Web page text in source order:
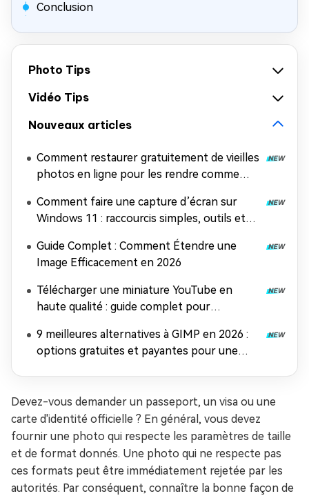
Conclusion
Photo Tips
Vidéo Tips
Nouveaux articles
Comment restaurer gratuitement de vieilles
photos en ligne pour les rendre comme
Comment faire une capture d’écran sur
Windows 11 : raccourcis simples, outils et
Guide Complet : Comment Étendre une
Image Efficacement en 2026
Télécharger une miniature YouTube en
haute qualité : guide complet pour
9 meilleures alternatives à GIMP en 2026 :
options gratuites et payantes pour une
Devez-vous demander un passeport, un visa ou une
carte d'identité officielle ? En général, vous devez
fournir une photo qui respecte les paramètres de taille
et de format donnés. Une photo qui ne respecte pas
ces formats peut être immédiatement rejetée par les
autorités. Par conséquent, connaître la bonne façon de